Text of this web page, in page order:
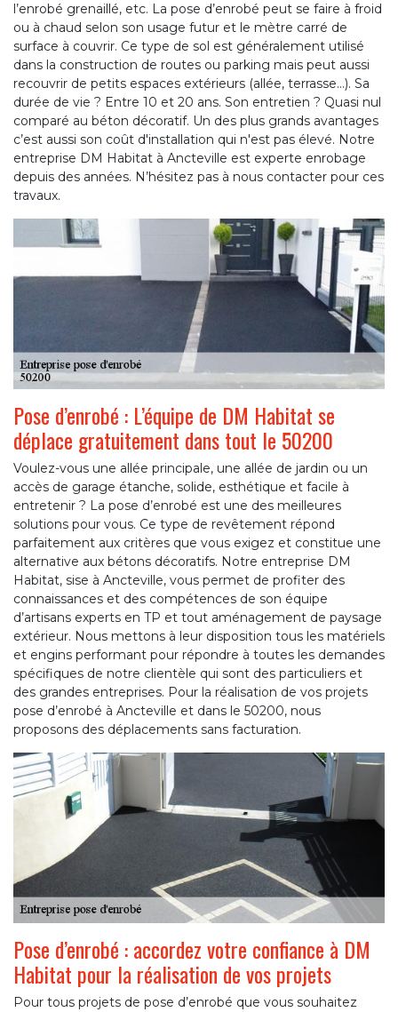
l’enrobé grenaillé, etc. La pose d’enrobé peut se faire à froid
ou à chaud selon son usage futur et le mètre carré de
surface à couvrir. Ce type de sol est généralement utilisé
dans la construction de routes ou parking mais peut aussi
recouvrir de petits espaces extérieurs (allée, terrasse…). Sa
durée de vie ? Entre 10 et 20 ans. Son entretien ? Quasi nul
comparé au béton décoratif. Un des plus grands avantages
c’est aussi son coût d'installation qui n'est pas élevé. Notre
entreprise DM Habitat à Ancteville est experte enrobage
depuis des années. N’hésitez pas à nous contacter pour ces
travaux.
Pose d’enrobé : L’équipe de DM Habitat se
déplace gratuitement dans tout le 50200
Voulez-vous une allée principale, une allée de jardin ou un
accès de garage étanche, solide, esthétique et facile à
entretenir ? La pose d’enrobé est une des meilleures
solutions pour vous. Ce type de revêtement répond
parfaitement aux critères que vous exigez et constitue une
alternative aux bétons décoratifs. Notre entreprise DM
Habitat, sise à Ancteville, vous permet de profiter des
connaissances et des compétences de son équipe
d’artisans experts en TP et tout aménagement de paysage
extérieur. Nous mettons à leur disposition tous les matériels
et engins performant pour répondre à toutes les demandes
spécifiques de notre clientèle qui sont des particuliers et
des grandes entreprises. Pour la réalisation de vos projets
pose d’enrobé à Ancteville et dans le 50200, nous
proposons des déplacements sans facturation.
Pose d’enrobé : accordez votre confiance à DM
Habitat pour la réalisation de vos projets
Pour tous projets de pose d’enrobé que vous souhaitez